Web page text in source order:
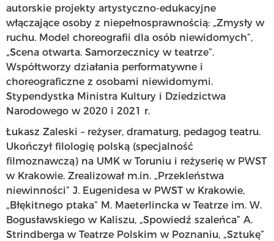
autorskie projekty artystyczno-edukacyjne
włączające osoby z niepełnosprawnością: „Zmysły w
ruchu. Model choreografii dla osób niewidomych”,
„Scena otwarta. Samorzecznicy w teatrze”.
Współtworzy działania performatywne i
choreograficzne z osobami niewidomymi.
Stypendystka Ministra Kultury i Dziedzictwa
Narodowego w 2020 i 2021 r.
Łukasz Zaleski – reżyser, dramaturg, pedagog teatru.
Ukończył filologię polską (specjalność
filmoznawczą) na UMK w Toruniu i reżyserię w PWST
w Krakowie. Zrealizował m.in. „Przekleństwa
niewinności” J. Eugenidesa w PWST w Krakowie,
„Błękitnego ptaka” M. Maeterlincka w Teatrze im. W.
Bogusławskiego w Kaliszu, „Spowiedź szaleńca” A.
Strindberga w Teatrze Polskim w Poznaniu, „Sztukę”